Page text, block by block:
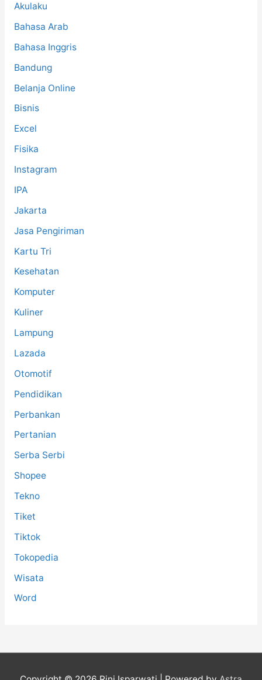
Akulaku
Bahasa Arab
Bahasa Inggris
Bandung
Belanja Online
Bisnis
Excel
Fisika
Instagram
IPA
Jakarta
Jasa Pengiriman
Kartu Tri
Kesehatan
Komputer
Kuliner
Lampung
Lazada
Otomotif
Pendidikan
Perbankan
Pertanian
Serba Serbi
Shopee
Tekno
Tiket
Tiktok
Tokopedia
Wisata
Word